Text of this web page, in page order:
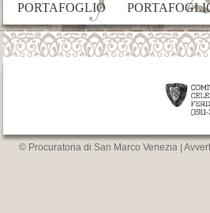
PORTAFOGLIO
© Procuratoria di San Marco Venezia |